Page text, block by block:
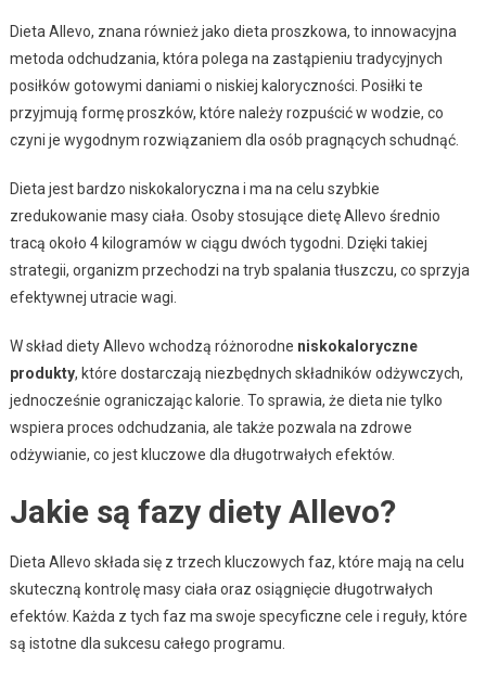
Dieta Allevo, znana również jako dieta proszkowa, to innowacyjna
metoda odchudzania, która polega na zastąpieniu tradycyjnych
posiłków gotowymi daniami o niskiej kaloryczności. Posiłki te
przyjmują formę proszków, które należy rozpuścić w wodzie, co
czyni je wygodnym rozwiązaniem dla osób pragnących schudnąć.
Dieta jest bardzo niskokaloryczna i ma na celu szybkie
zredukowanie masy ciała. Osoby stosujące dietę Allevo średnio
tracą około 4 kilogramów w ciągu dwóch tygodni. Dzięki takiej
strategii, organizm przechodzi na tryb spalania tłuszczu, co sprzyja
efektywnej utracie wagi.
W skład diety Allevo wchodzą różnorodne niskokaloryczne
produkty, które dostarczają niezbędnych składników odżywczych,
jednocześnie ograniczając kalorie. To sprawia, że dieta nie tylko
wspiera proces odchudzania, ale także pozwala na zdrowe
odżywianie, co jest kluczowe dla długotrwałych efektów.
Jakie są fazy diety Allevo?
Dieta Allevo składa się z trzech kluczowych faz, które mają na celu
skuteczną kontrolę masy ciała oraz osiągnięcie długotrwałych
efektów. Każda z tych faz ma swoje specyficzne cele i reguły, które
są istotne dla sukcesu całego programu.